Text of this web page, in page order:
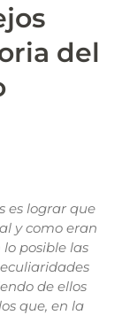
del
es lograr que
y como eran
posible las
de ellos
que, en la